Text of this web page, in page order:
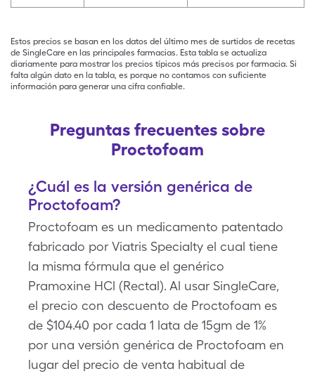
Estos precios se basan en los datos del último mes de surtidos de recetas
de SingleCare en las principales farmacias. Esta tabla se actualiza
diariamente para mostrar los precios típicos más precisos por farmacia. Si
falta algún dato en la tabla, es porque no contamos con suficiente
información para generar una cifra confiable.
Preguntas frecuentes sobre
Proctofoam
¿Cuál es la versión genérica de
Proctofoam?
Proctofoam es un medicamento patentado
fabricado por Viatris Specialty el cual tiene
la misma fórmula que el genérico
Pramoxine HCl (Rectal). Al usar SingleCare,
el precio con descuento de Proctofoam es
de $104.40 por cada 1 lata de 15gm de 1%
por una versión genérica de Proctofoam en
lugar del precio de venta habitual de